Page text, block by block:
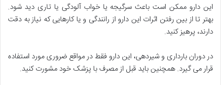
این دارو ممکن است باعث سرگیجه یا خواب آلودگی یا تاری دید شود.
بهتر تا از بین رفتن اثرات این دارو از رانندگی و یا کارهایی که نیاز به دقت
دارند، پرهیز کنید.
در دوران بارداری و شیردهی، این دارو فقط در مواقع ضروری مورد استفاده
قرار می گیرد. همچنین باید قبل از مصرف با پزشک خود مشورت کنید.